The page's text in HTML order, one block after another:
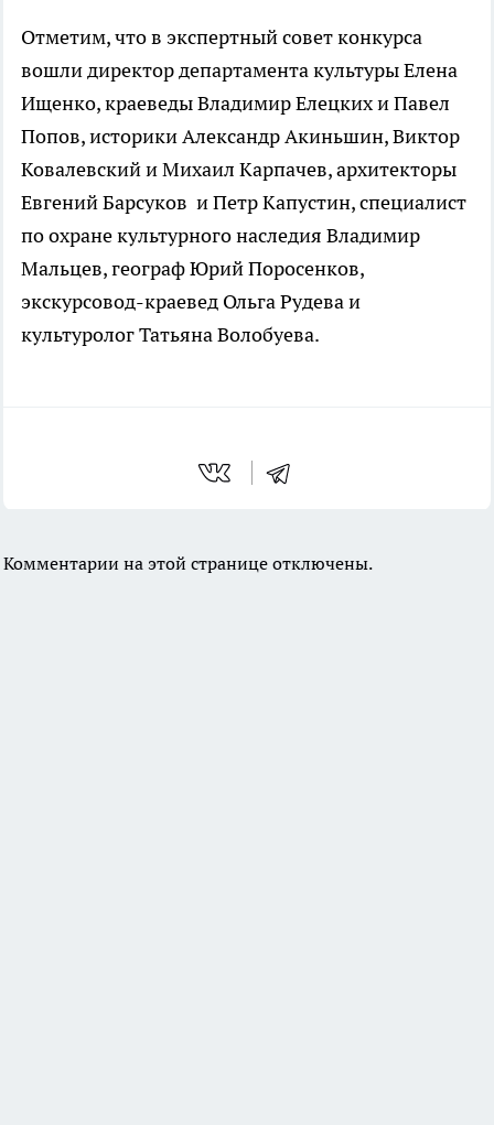
Отметим, что в экспертный совет конкурса
вошли директор департамента культуры Елена
Ищенко, краеведы Владимир Елецких и Павел
Попов, историки Александр Акиньшин, Виктор
Ковалевский и Михаил Карпачев, архитекторы
Евгений Барсуков и Петр Капустин, специалист
по охране культурного наследия Владимир
Мальцев, географ Юрий Поросенков,
экскурсовод-краевед Ольга Рудева и
культуролог Татьяна Волобуева.
Комментарии на этой странице отключены.